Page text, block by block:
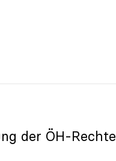
der ÖH-Rechte